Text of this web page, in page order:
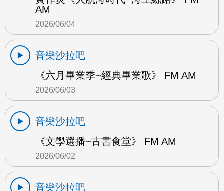
AM
2026/06/04
音樂沙拉吧
《六月畢業季~經典畢業歌》 FM AM
2026/06/03
音樂沙拉吧
《文學選播~古書食堂》 FM AM
2026/06/02
音樂沙拉吧